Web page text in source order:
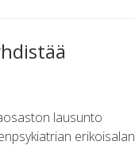
lausunto
erikoisalan